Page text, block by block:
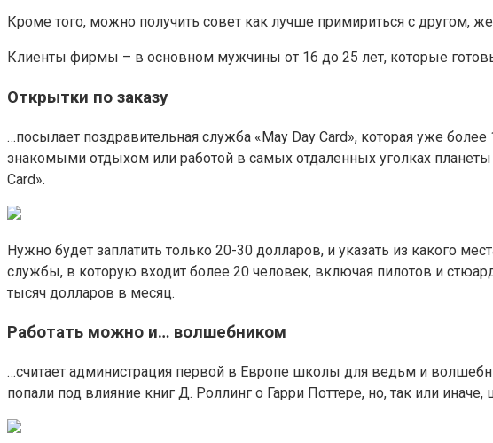
Кроме того, можно получить совет как лучше примириться с другом,
Клиенты фирмы – в основном мужчины от 16 до 25 лет, которые
Открытки по заказу
…посылает поздравительная служба «May Day Card», которая уже
знакомыми отдыхом или работой в самых отдаленных уголках
Card».
Нужно будет заплатить только 20-30 долларов, и указать из какого
службы, в которую входит более 20 человек, включая пилотов и
тысяч долларов в месяц.
Работать можно и… волшебником
…считает администрация первой в Европе школы для ведьм и
попали под влияние книг Д. Роллинг о Гарри Поттере, но, так или